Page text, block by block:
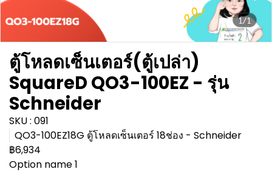
1/1
ตู้โหลดเซ็นเตอร์(ตู้เปล่า)
SquareD QO3-100EZ - รุ่น
Schneider
SKU : 091
QO3-100EZ18G ตู้โหลดเซ็นเตอร์ 18ช่อง - Schneider
฿6,934
Option name 1